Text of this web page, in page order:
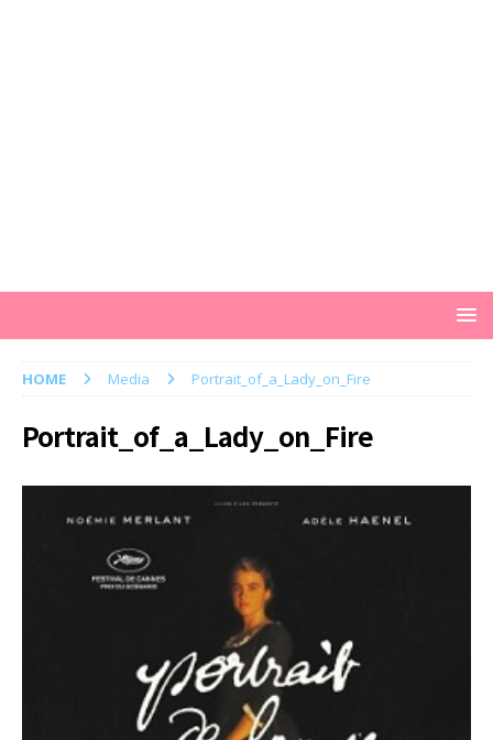
HOME Media Portrait_of_a_Lady_on_Fire
Portrait_of_a_Lady_on_Fire